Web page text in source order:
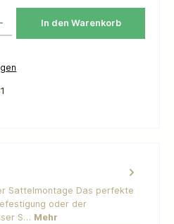
In den Warenkorb
Sattelmontage Das perfekte
oder der
S… Mehr